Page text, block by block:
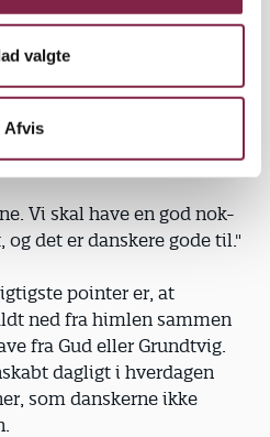
valgte
Afvis
og nogle gange racisme.
det store problem i
findes," siger han
fænomen i Danmark i
lande.
Vi skal have en god nok-
det er danskere gode til."
pointer er, at
ned fra himlen sammen
fra Gud eller Grundtvig.
dagligt i hverdagen
som danskerne ikke